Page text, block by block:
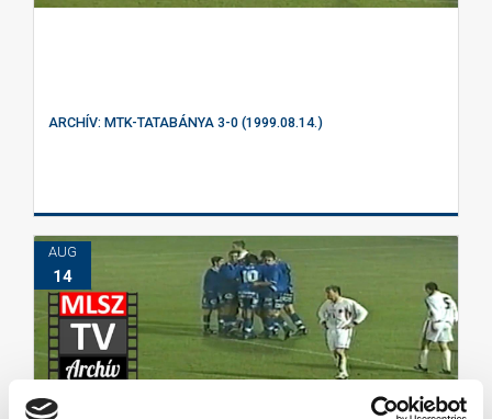
ARCHÍV: MTK-TATABÁNYA 3-0 (1999.08.14.)
AUG
14